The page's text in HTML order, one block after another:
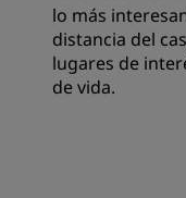
lo más
distancia del
lugares de
de vida.